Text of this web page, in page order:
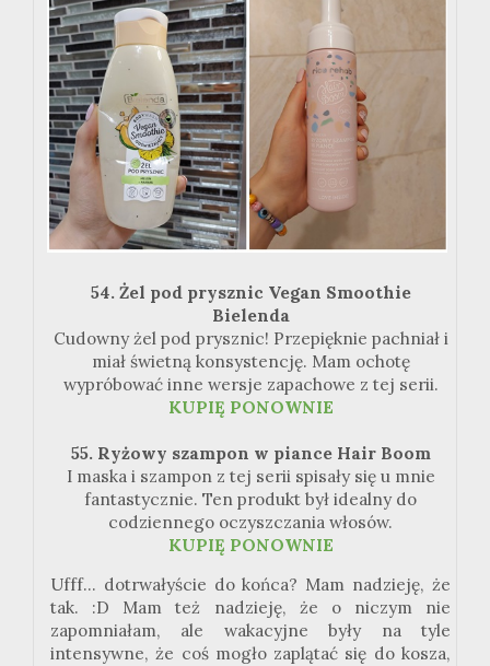
54. Żel pod prysznic Vegan Smoothie
Bielenda
Cudowny żel pod prysznic! Przepięknie pachniał i
miał świetną konsystencję. Mam ochotę
wypróbować inne wersje zapachowe z tej serii.
KUPIĘ PONOWNIE
55. Ryżowy szampon w piance Hair Boom
I maska i szampon z tej serii spisały się u mnie
fantastycznie. Ten produkt był idealny do
codziennego oczyszczania włosów.
KUPIĘ PONOWNIE
Ufff... dotrwałyście do końca? Mam nadzieję, że
tak. :D Mam też nadzieję, że o niczym nie
zapomniałam, ale wakacyjne były na tyle
intensywne, że coś mogło zaplątać się dokosza,